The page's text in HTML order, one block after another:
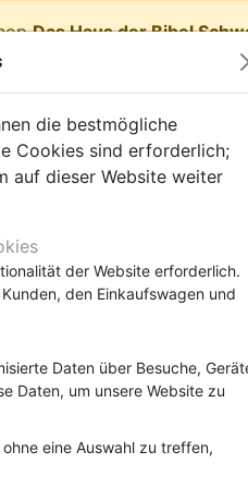
Das Haus der Bibel
Bibelstudium
Segond 21
Darby
Kinder
Kinder-, Erwachsenenarbeit
Leiden, Seelsorge
Gesundheit
Andachten
Leiden, Seelsorge
Wissenschaften)
Bibeln
Jugendliche, Teenager
Bibeln
Rap, Hip-hop
Instrumental
Pop, Rock
Spielfilm
Dokumentarfilm, Reportage
Spiele, Unterhaltung
Bibelhüllen
le pardon
DeMoss Wolgemuth
EAN9782826036340
Artikeldetails
die bestmögliche
Cookies sind erforderlich;
auf dieser Website weiter
der Website erforderlich.
den Einkaufswagen und
Daten über Besuche,
Daten, um unsere Website zu
eine Auswahl zu treffen,